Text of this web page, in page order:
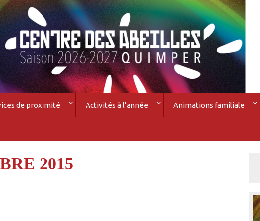
de proximité Activités à l’année Animations familiale
2015